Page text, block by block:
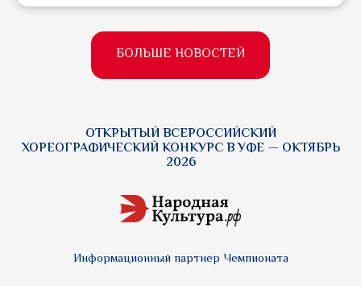
БОЛЬШЕ НОВОСТЕЙ
ОТКРЫТЫЙ ВСЕРОССИЙСКИЙ
ХОРЕОГРАФИЧЕСКИЙ КОНКУРС В УФЕ — ОКТЯБРЬ
2026
Информационный партнер Чемпионата